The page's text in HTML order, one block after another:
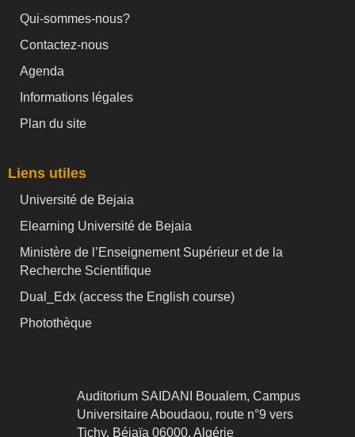
Qui-sommes-nous?
Contactez-nous
Agenda
Informations légales
Plan du site
Liens utiles
Université de Bejaia
Elearning Université de Bejaia
Ministère de l’Enseignement Supérieur et de la
Recherche Scientifique
Dual_Edx (access the English course)
Photothèque
Auditorium SAIDANI Boualem, Campus
Universitaire Aboudaou, route n°9 vers
Tichy, Béjaïa 06000, Algérie